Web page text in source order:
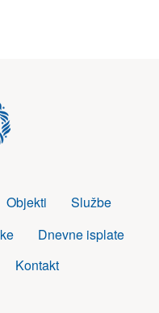
Objekti
Službe
Dnevne isplate
Kontakt